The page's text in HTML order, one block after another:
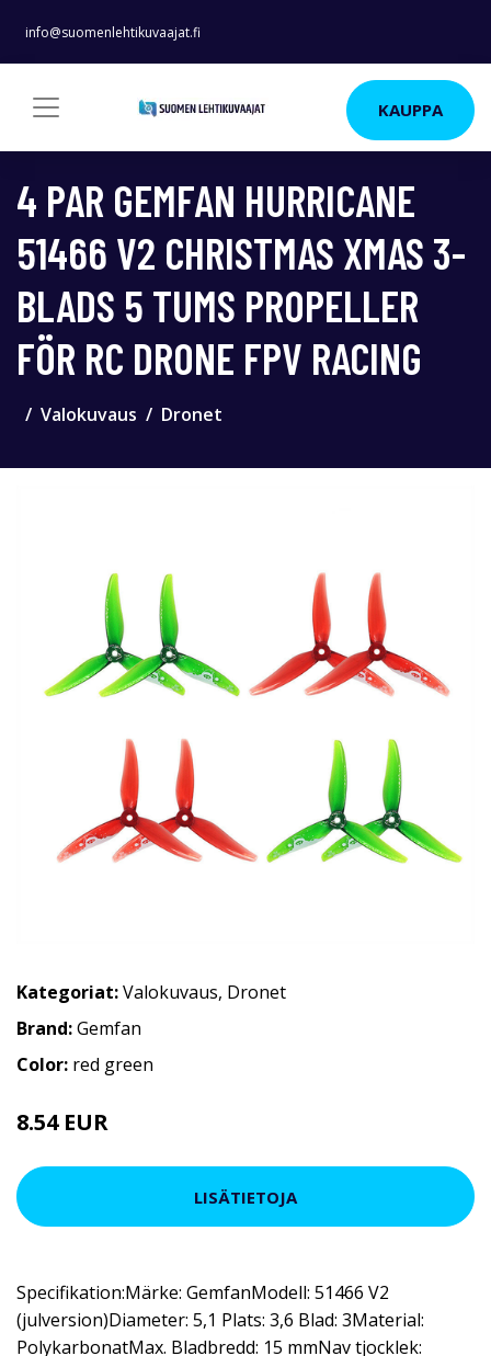
info@suomenlehtikuvaajat.fi
KAUPPA
4 PAR GEMFAN HURRICANE
51466 V2 CHRISTMAS XMAS 3-
BLADS 5 TUMS PROPELLER
FÖR RC DRONE FPV RACING
Valokuvaus Dronet
Kategoriat:Valokuvaus, Dronet
Brand:Gemfan
Color: red green
8.54 EUR
LISÄTIETOJA
Specifikation:Märke: GemfanModell: 51466 V2
(julversion)Diameter: 5,1 Plats: 3,6 Blad: 3Material:
PolykarbonatMax. Bladbredd: 15 mmNav tjocklek: